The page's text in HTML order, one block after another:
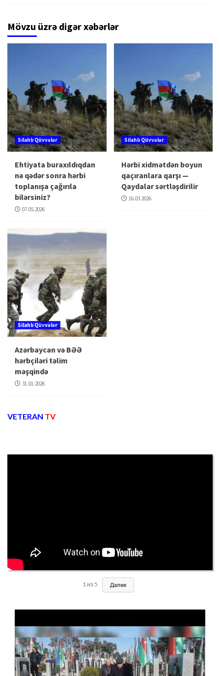
Mövzu üzrə digər xəbərlər
Silahlı Qüvvələr
Ehtiyata buraxıldıqdan
nə qədər sonra hərbi
toplanışa çağırıla
bilərsiniz?
07.05.2026
Silahlı Qüvvələr
Hərbi xidmətdən boyun
qaçıranlara qarşı —
Qaydalar sərtləşdirilir
16.03.2026
Silahlı Qüvvələr
Azərbaycan və BƏƏ
hərbçiləri təlim
məşqində
31.01.2026
VETERAN TV
1 из5 Далее